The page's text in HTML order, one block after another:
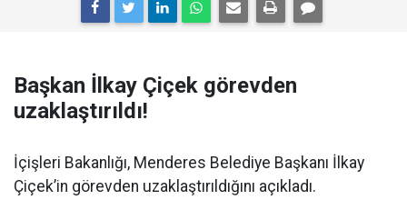
Başkan İlkay Çiçek görevden
uzaklaştırıldı!
İçişleri Bakanlığı, Menderes Belediye Başkanı İlkay
Çiçek’in görevden uzaklaştırıldığını açıkladı.